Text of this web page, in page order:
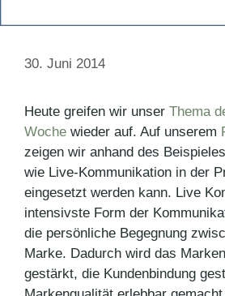
30. Juni 2014
Heute greifen wir unser Thema
Woche wieder auf. Auf unserem
zeigen wir anhand des
wie Live-Kommunikation in der
eingesetzt werden kann. Live
intensivste Form der
die persönliche Begegnung
Marke. Dadurch wird das
gestärkt, die Kundenbindung